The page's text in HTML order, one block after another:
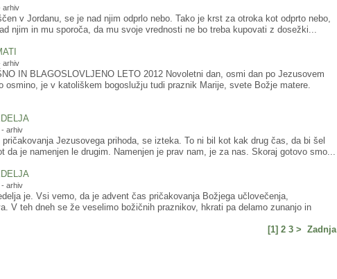
arhiv
v Jordanu, se je nad njim odprlo nebo. Tako je krst za otroka kot odprto nebo,
njim in mu sporoča, da mu svoje vrednosti ne bo treba kupovati z dosežki...
arhiv
IN BLAGOSLOVLJENO LETO 2012 Novoletni dan, osmi dan po Jezusovem
osmino, je v katoliškem bogoslužju tudi praznik Marije, svete Božje matere.
-arhiv
Jezusovega prihoda, se izteka. To ni bil kot kak drug čas, da bi šel
da je namenjen le drugim. Namenjen je prav nam, je za nas. Skoraj gotovo smo...
-arhiv
je. Vsi vemo, da je advent čas pričakovanja Božjega učlovečenja,
V teh dneh se že veselimo božičnih praznikov, hkrati pa delamo zunanjo in
[1] 2 3 > Zadnja